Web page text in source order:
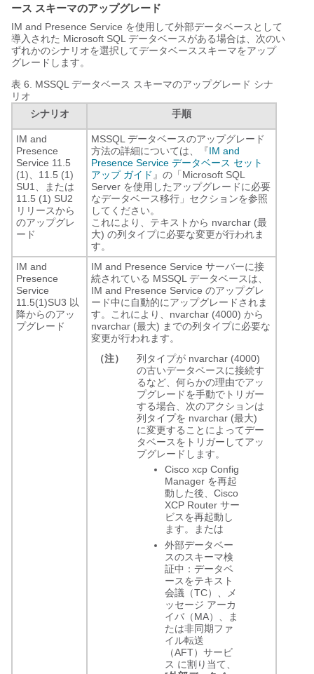
ース スキーマのアップグレード
IM and Presence Service を使用して外部データベースとして
導入された Microsoft SQL データベースがある場合は、次のい
ずれかのシナリオを選択してデータベーススキーマをアップ
グレードします。
表 6. MSSQL データベース スキーマのアップグレード シナ
リオ
シナリオ
手順
IM and
Presence
Service 11.5
(1)、11.5 (1)
SU1、または
11.5 (1) SU2
リリースから
のアップグレ
ード
MSSQL データベースのアップグレード
方法の詳細については、『IM and
Presence Service データベース セット
アップ ガイド 』の「Microsoft SQL
Server を使用したアップグレードに必要
なデータベース移行」セクションを参照
してください。
これにより、テキストから nvarchar (最
大) の列タイプに必要な変更が行われま
す。
IM and
Presence
Service
11.5(1)SU3 以
降からのアッ
プグレード
IM and Presence Service サーバーに接
続されている MSSQL データベースは、
IM and Presence Service のアップグレ
ード中に自動的にアップグレードされま
す。これにより、nvarchar (4000) から
nvarchar (最大) までの列タイプに必要な
変更が行われます。
（注）
列タイプが nvarchar (4000)
の古いデータベースに接続す
るなど、何らかの理由でアッ
プグレードを手動でトリガー
する場合、次のアクションは
列タイプを nvarchar (最大)
に変更することによってデー
タベースをトリガーしてアッ
プグレードします。
Cisco xcp Config
Manager を再起
動した後、Cisco
XCP Router サー
ビスを再起動し
ます。または
外部データベー
スのスキーマ検
証中：データベ
ースをテキスト
会議（TC）、メ
ッセージ アーカ
イバ（MA）、ま
たは非同期ファ
イル転送
（AFT）サービ
ス に割り当て、